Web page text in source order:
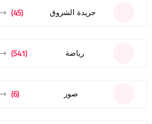
جريدة الشروق (45)
رياضة (541)
صور (6)